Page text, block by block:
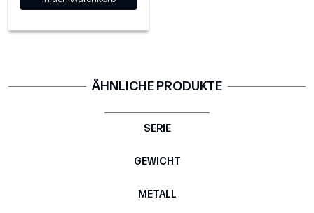
ÄHNLICHE PRODUKTE
SERIE
GEWICHT
METALL